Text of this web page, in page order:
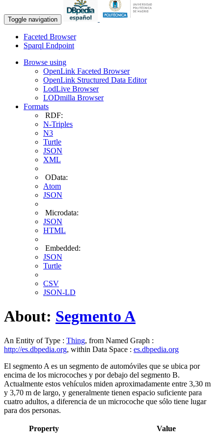
Toggle navigation
Faceted Browser
Sparql Endpoint
Browse using
OpenLink Faceted Browser
OpenLink Structured Data Editor
LodLive Browser
LODmilla Browser
Formats
RDF:
N-Triples
N3
Turtle
JSON
XML
OData:
Atom
JSON
Microdata:
JSON
HTML
Embedded:
JSON
Turtle
CSV
JSON-LD
About: Segmento A
An Entity of Type : Thing, from Named Graph :
http://es.dbpedia.org, within Data Space : es.dbpedia.org
El segmento A es un segmento de automóviles que se ubica por
encima de los microcoches y por debajo del segmento B.
Actualmente estos vehículos miden aproximadamente entre 3,30 m
y 3,70 m de largo, y generalmente tienen espacio suficiente para
cuatro adultos, a diferencia de un microcoche que sólo tiene lugar
para dos personas.
Property Value